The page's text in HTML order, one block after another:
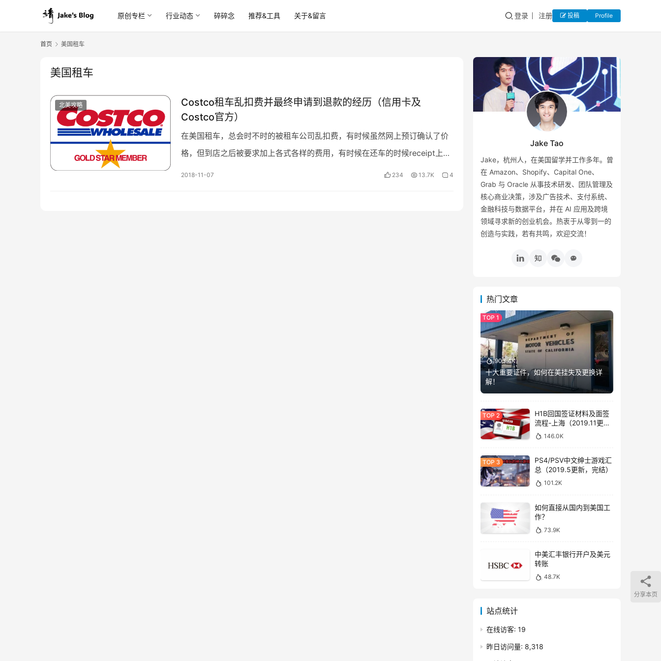
原创专栏 行业动态 碎碎念 推荐&工具 关于&留言 登录 注册 投稿 Profile
首页 美国租车
美国租车
北美攻略
Costco租车乱扣费并最终申请到退款的经历（信用卡及
Costco官方）
在美国租车，总会时不时的被租车公司乱扣费，有时候虽然网上预订确认了价
格，但到店之后被要求加上各式各样的费用，有时候在还车的时候receipt上会
多出很多莫名其妙的附加费，甚至在完成交易之后依旧可能出现…
2018-11-07 234 13.7K 4
Jake Tao
Jake，杭州人，在美国留学并工作多年。曾
在 Amazon、Shopify、Capital One、
Grab 与 Oracle 从事技术研发、团队管理及
核心商业决策，涉及广告技术、支付系统、
金融科技与数据平台，并在 AI 应用及跨境
领域寻求新的创业机会。热衷于从零到一的
创造与实践，若有共鸣，欢迎交流！
热门文章
903.4K
十大重要证件，如何在美挂失及更换详
解！
H1B回国签证材料及面签
流程-上海（2019.11更
新）146.0K
PS4/PSV中文绅士游戏汇
总（2019.5更新，完结）
101.2K
如何直接从国内到美国工
作？
73.9K
中美汇丰银行开户及美元
转账
48.7K
站点统计
在线访客: 19
昨日访问量: 8,318
分享本页